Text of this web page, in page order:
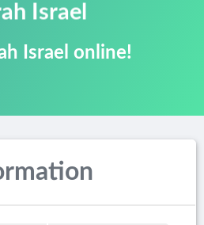
Israel
Israel online!